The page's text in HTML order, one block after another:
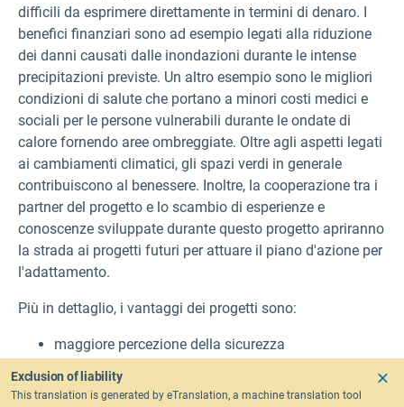
difficili da esprimere direttamente in termini di denaro. I
benefici finanziari sono ad esempio legati alla riduzione
dei danni causati dalle inondazioni durante le intense
precipitazioni previste. Un altro esempio sono le migliori
condizioni di salute che portano a minori costi medici e
sociali per le persone vulnerabili durante le ondate di
calore fornendo aree ombreggiate. Oltre agli aspetti legati
ai cambiamenti climatici, gli spazi verdi in generale
contribuiscono al benessere. Inoltre, la cooperazione tra i
partner del progetto e lo scambio di esperienze e
conoscenze sviluppate durante questo progetto apriranno
la strada ai progetti futuri per attuare il piano d'azione per
l'adattamento.
Più in dettaglio, i vantaggi dei progetti sono:
maggiore percezione della sicurezza
porti a un aumento della salute e del benessere
Exclusion of liability
This translation is generated by eTranslation, a machine translation tool